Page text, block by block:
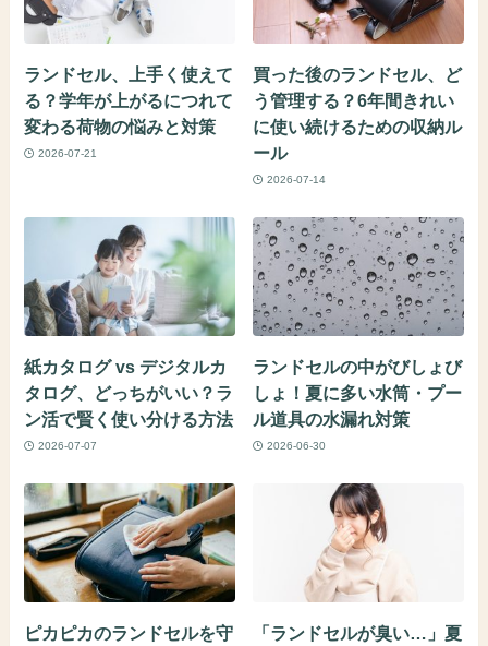
ランドセル、上手く使えて
る？学年が上がるにつれて
変わる荷物の悩みと対策
2026-07-21
買った後のランドセル、ど
う管理する？6年間きれい
に使い続けるための収納ル
ール
2026-07-14
紙カタログ vs デジタルカ
タログ、どっちがいい？ラ
ン活で賢く使い分ける方法
2026-07-07
ランドセルの中がびしょび
しょ！夏に多い水筒・プー
ル道具の水漏れ対策
2026-06-30
ピカピカのランドセルを守
「ランドセルが臭い…」夏